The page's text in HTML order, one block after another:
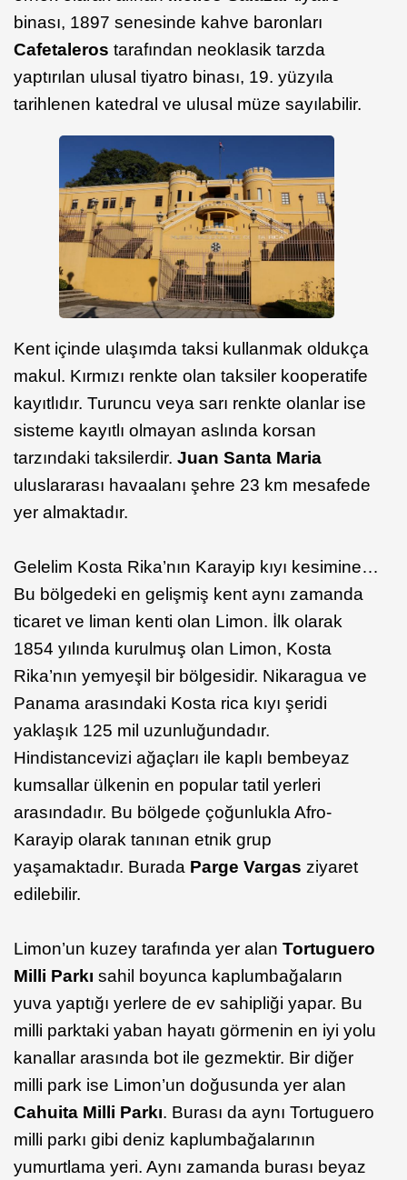
binası, 1897 senesinde kahve baronları
Cafetaleros tarafından neoklasik tarzda
yaptırılan ulusal tiyatro binası, 19. yüzyıla
tarihlenen katedral ve ulusal müze sayılabilir.
Kent içinde ulaşımda taksi kullanmak oldukça
makul. Kırmızı renkte olan taksiler kooperatife
kayıtlıdır. Turuncu veya sarı renkte olanlar ise
sisteme kayıtlı olmayan aslında korsan
tarzındaki taksilerdir. Juan Santa Maria
uluslararası havaalanı şehre 23 km mesafede
yer almaktadır.
Gelelim Kosta Rika’nın Karayip kıyı kesimine…
Bu bölgedeki en gelişmiş kent aynı zamanda
ticaret ve liman kenti olan Limon. İlk olarak
1854 yılında kurulmuş olan Limon, Kosta
Rika’nın yemyeşil bir bölgesidir. Nikaragua ve
Panama arasındaki Kosta rica kıyı şeridi
yaklaşık 125 mil uzunluğundadır.
Hindistancevizi ağaçları ile kaplı bembeyaz
kumsallar ülkenin en popular tatil yerleri
arasındadır. Bu bölgede çoğunlukla Afro-
Karayip olarak tanınan etnik grup
yaşamaktadır. Burada Parge Vargas ziyaret
edilebilir.
Limon’un kuzey tarafında yer alan Tortuguero
Milli Parkı sahil boyunca kaplumbağaların
yuva yaptığı yerlere de ev sahipliği yapar. Bu
milli parktaki yaban hayatı görmenin en iyi yolu
kanallar arasında bot ile gezmektir. Bir diğer
milli park ise Limon’un doğusunda yer alan
Cahuita Milli Parkı. Burası da aynı Tortuguero
milli parkı gibi deniz kaplumbağalarının
yumurtlama yeri. Aynı zamanda burası beyaz